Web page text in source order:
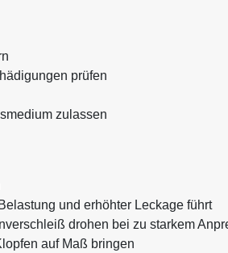
prüfen
zulassen
und erhöhter Leckage führt
drohen bei zu starkem
auf Maß bringen